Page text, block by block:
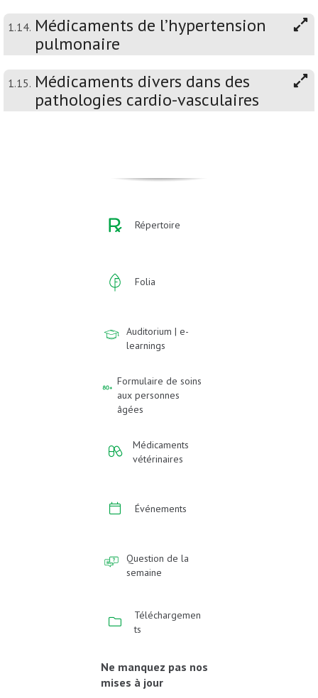
1.14. Médicaments de l’hypertension
pulmonaire
1.15. Médicaments divers dans des
pathologies cardio-vasculaires
Répertoire
Folia
Auditorium | e-
learnings
Formulaire de soins
aux personnes
âgées
Médicaments
vétérinaires
Événements
Question de la
semaine
Téléchargemen
ts
Ne manquez pas nos
mises à jour